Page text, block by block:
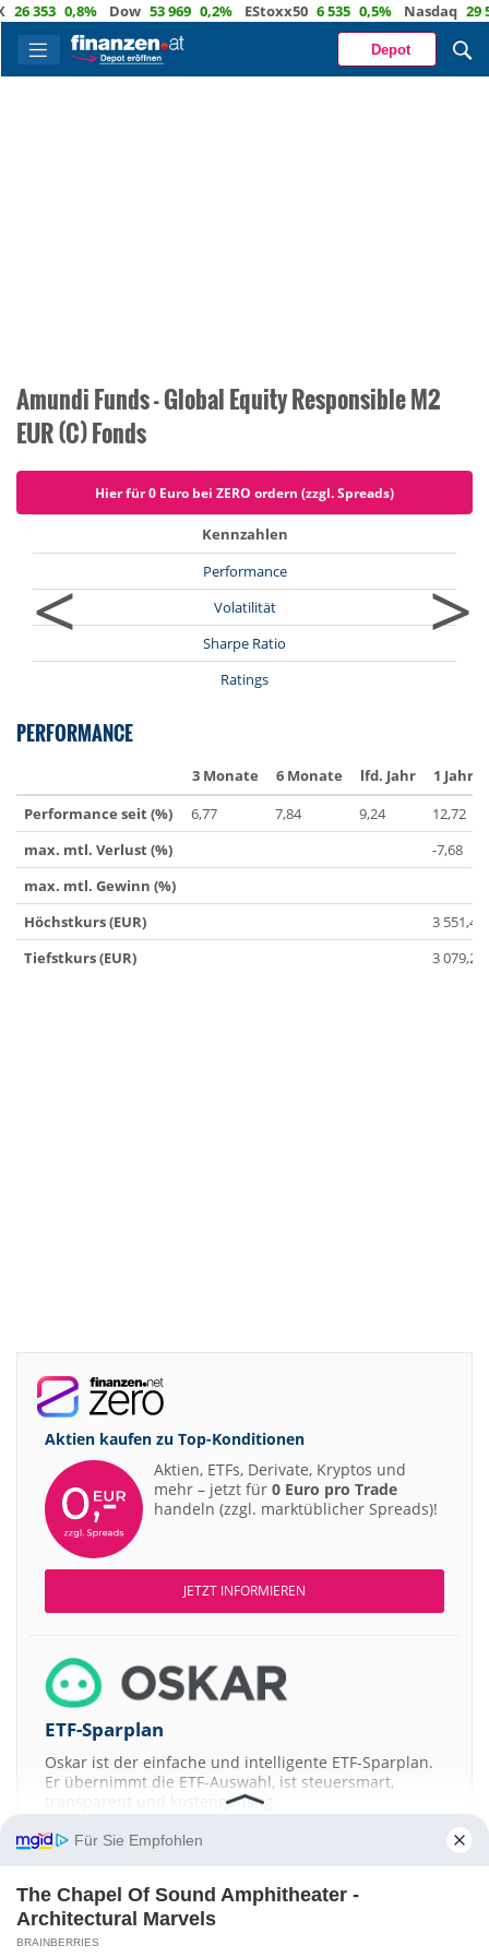
26 353 0,8% Dow 53 969 0,2% EStoxx50 6 535 0,5% Nasdaq 29
Depot
Amundi Funds - Global Equity Responsible M2
EUR (C) Fonds
Hier für 0 Euro bei ZERO ordern (zzgl. Spreads)
<
Kennzahlen
Performance
Volatilität
Sharpe Ratio
Ratings
>
PERFORMANCE
3 Monate 6 Monate lfd. Jahr
1 Jahr
Performance seit (%)
6,77 7,84 9,24
12,72
max. mtl. Verlust (%)
-7,68
max. mtl. Gewinn (%)
Höchstkurs (EUR)
3 551,43
Tiefstkurs (EUR)
3 079,26
Aktien kaufen zu Top-Konditionen
Aktien, ETFs, Derivate, Kryptos und
mehr – jetzt für 0 Euro pro Trade
handeln (zzgl. marktüblicher Spreads)!
JETZT INFORMIEREN
ETF-Sparplan
Oskar ist der einfache und intelligente ETF-Sparplan.
Er übernimmt die ETF-Auswahl, ist steuersmart,
transparent und kostengünstig.
JETZT MEHR ERFAHREN
Für Sie Empfohlen
The Chapel Of Sound Amphitheater -
Architectural Marvels
BRAINBERRIES